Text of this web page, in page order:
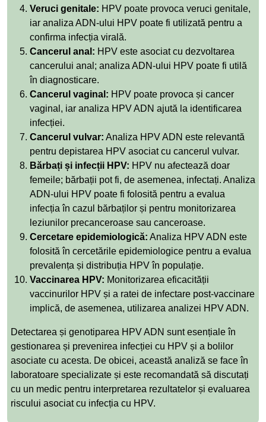
Veruci genitale: HPV poate provoca veruci genitale,
iar analiza ADN-ului HPV poate fi utilizată pentru a
confirma infecția virală.
Cancerul anal: HPV este asociat cu dezvoltarea
cancerului anal; analiza ADN-ului HPV poate fi utilă
în diagnosticare.
Cancerul vaginal: HPV poate provoca și cancer
vaginal, iar analiza HPV ADN ajută la identificarea
infecției.
Cancerul vulvar: Analiza HPV ADN este relevantă
pentru depistarea HPV asociat cu cancerul vulvar.
Bărbați și infecții HPV: HPV nu afectează doar
femeile; bărbații pot fi, de asemenea, infectați. Analiza
ADN-ului HPV poate fi folosită pentru a evalua
infecția în cazul bărbaților și pentru monitorizarea
leziunilor precanceroase sau canceroase.
Cercetare epidemiologică: Analiza HPV ADN este
folosită în cercetările epidemiologice pentru a evalua
prevalența și distribuția HPV în populație.
Vaccinarea HPV: Monitorizarea eficacității
vaccinurilor HPV și a ratei de infectare post-vaccinare
implică, de asemenea, utilizarea analizei HPV ADN.
Detectarea și genotiparea HPV ADN sunt esențiale în
gestionarea și prevenirea infecției cu HPV și a bolilor
asociate cu acesta. De obicei, această analiză se face în
laboratoare specializate și este recomandată să discutați
cu un medic pentru interpretarea rezultatelor și evaluarea
riscului asociat cu infecția cu HPV.